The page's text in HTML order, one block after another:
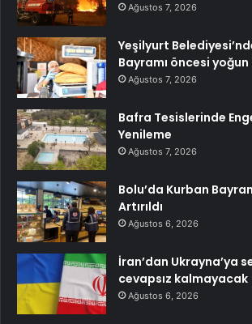
Ağustos 7, 2026
Yeşilyurt
Bayramı öncesi
Ağustos 7, 2026
Bafra Tesislerinde
Yenileme
Ağustos 7, 2026
Bolu’da Kurban
Artırıldı
Ağustos 6, 2026
İran’dan Ukrayna’ya
cevapsız kalmayacak
Ağustos 6, 2026